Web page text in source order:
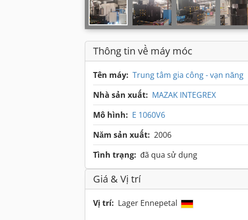
Thông tin về máy móc
Tên máy: Trung tâm gia công - vạn năng
Nhà sản xuất: MAZAK INTEGREX
Mô hình: E 1060V6
Năm sản xuất: 2006
Tình trạng: đã qua sử dụng
Giá & Vị trí
Vị trí: Lager Ennepetal